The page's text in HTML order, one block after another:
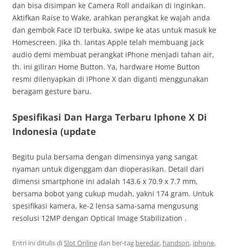
dan bisa disimpan ke Camera Roll andaikan di inginkan.
Aktifkan Raise to Wake, arahkan perangkat ke wajah anda
dan gembok Face ID terbuka, swipe ke atas untuk masuk ke
Homescreen. Jika th. lantas Apple telah membuang jack
audio demi membuat perangkat iPhone menjadi tahan air,
th. ini giliran Home Button. Ya, hardware Home Button
resmi dilenyapkan di iPhone X dan diganti menggunakan
beragam gesture baru.
Spesifikasi Dan Harga Terbaru Iphone X Di
Indonesia (update
Begitu pula bersama dengan dimensinya yang sangat
nyaman untuk digenggam dan dioperasikan. Detail dari
dimensi smartphone ini adalah 143.6 x 70.9 x 7.7 mm,
bersama bobot yang cukup mudah, yakni 174 gram. Untuk
spesifikasi kamera, ke-2 lensa sama-sama mengusung
resolusi 12MP dengan Optical Image Stabilization .
Entri ini ditulis diSlot Onlinedan ber-tag beredar, handson, iphone,